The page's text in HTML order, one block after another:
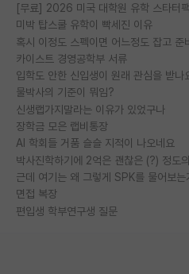
미박 탑스쿨 유학이 빡세진 이유
혹시 이정도 스펙이면 어느정도 잡고 준
카이스트 경영공학부 서류
입학도 안한 신입생이 원래 관심을 받나
물박사의 기준이 뭐임?
신생랩가지말라는 이유가 있었구나
장학금 모은 랩비통장
AI 학회들 거품 슬슬 지적이 나오네요
근데 여기는 왜 그렇게 SPK를 물어보는
면접 복장
편입생 학부연구생 질문